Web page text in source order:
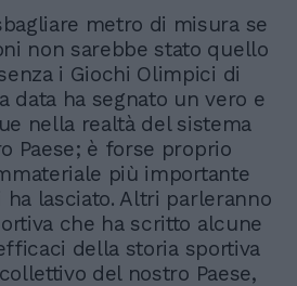
metro di misura se
non sarebbe stato quello
i Giochi Olimpici di
data ha segnato un vero e
nella realtà del sistema
Paese; è forse proprio
più importante
ha lasciato. Altri parleranno
che ha scritto alcune
della storia sportiva
del nostro Paese,